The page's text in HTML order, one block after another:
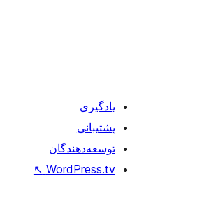
یادگیری
پشتیبانی
توسعه‌دهندگان
WordPress.tv
↖